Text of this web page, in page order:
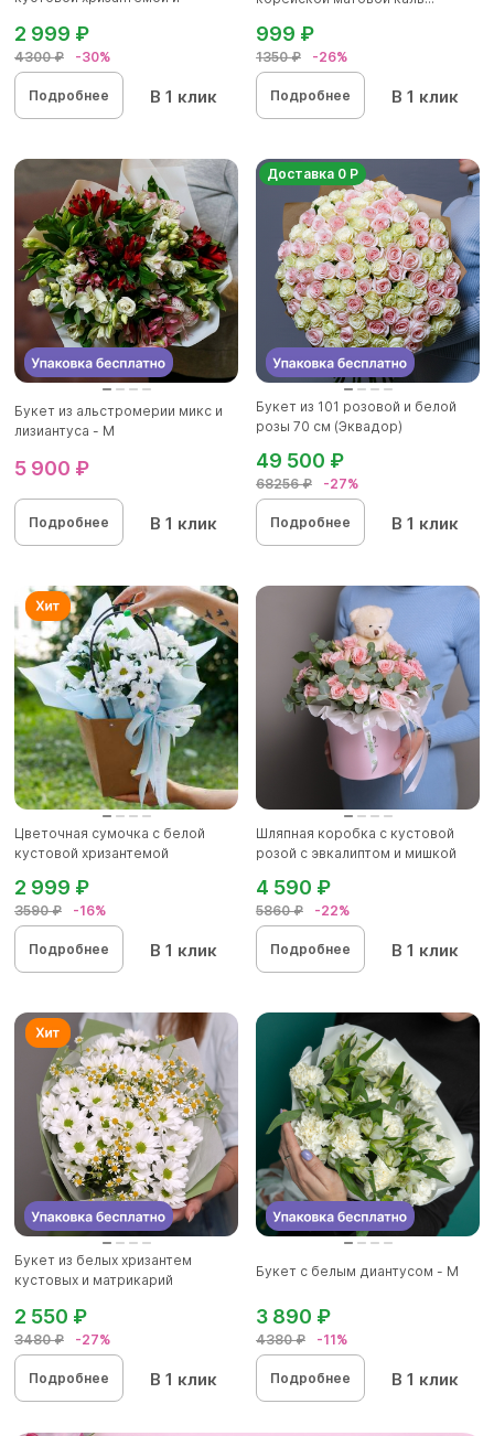
4300 ₽ -30%
2 999 ₽
Подробнее В 1 клик
1350 ₽ -26%
999 ₽
Подробнее В 1 клик
Букет из альстромерии микс и
лизиантуса - М
5 900 ₽
Подробнее В 1 клик
Доставка 0 Р
Букет из 101 розовой и белой
розы 70 см (Эквадор)
68256 ₽ -27%
49 500 ₽
Подробнее В 1 клик
Цветочная сумочка с белой
кустовой хризантемой
3590 ₽ -16%
2 999 ₽
Подробнее В 1 клик
Шляпная коробка с кустовой
розой с эвкалиптом и мишкой
5860 ₽ -22%
4 590 ₽
Подробнее В 1 клик
Букет из белых хризантем
кустовых и матрикарий
3480 ₽ -27%
2 550 ₽
Подробнее В 1 клик
Букет с белым диантусом - M
4380 ₽ -11%
3 890 ₽
Подробнее В 1 клик